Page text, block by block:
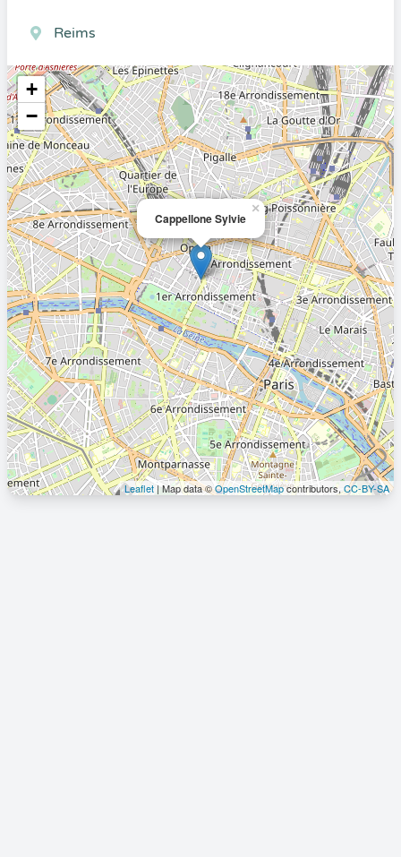
Reims
Cappellone Sylvie
×
+
−
Leaflet| Map data ©OpenStreetMapcontributors, CC-BY-SA